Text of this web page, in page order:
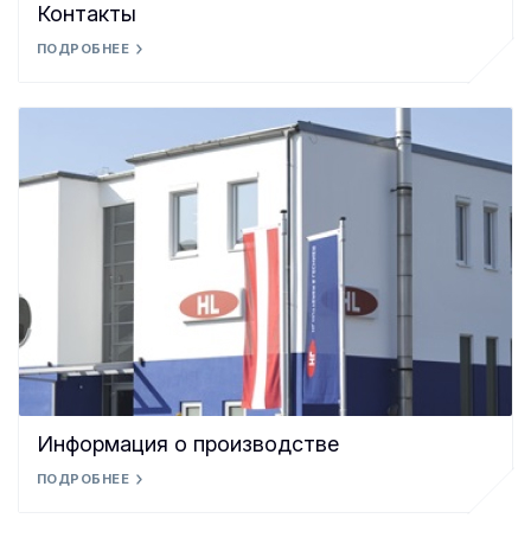
Контакты
ПОДРОБНЕЕ
Информация о производстве
ПОДРОБНЕЕ